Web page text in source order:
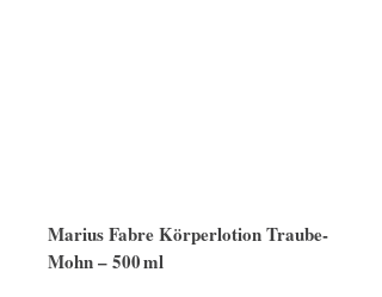
Marius Fabre Körperlotion Traube-
Mohn – 500 ml